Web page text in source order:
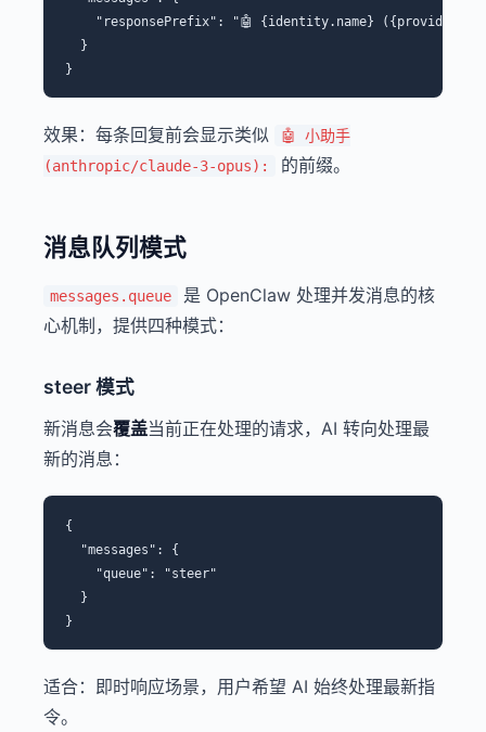
"responsePrefix": "🤖 {identity.name} ({provider}/
  }
效果：每条回复前会显示类似
🤖 小助手
(anthropic/claude-3-opus):
的前缀。
消息队列模式
messages.queue
是 OpenClaw 处理并发消息的核
心机制，提供四种模式：
steer 模式
新消息会覆盖当前正在处理的请求，AI 转向处理最
新的消息：
{
  "messages": {
    "queue": "steer"
  }
适合：即时响应场景，用户希望 AI 始终处理最新指
令。